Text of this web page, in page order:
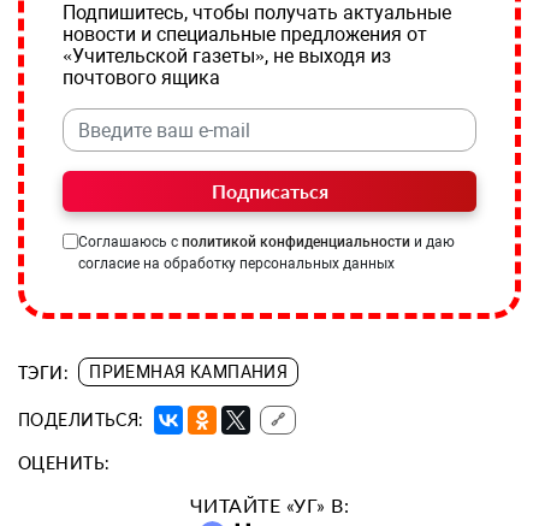
Подпишитесь, чтобы получать актуальные
новости и специальные предложения от
«Учительской газеты», не выходя из
почтового ящика
Подписаться
Соглашаюсь с политикой конфиденциальности и даю
согласие на обработку персональных данных
ТЭГИ: ПРИЕМНАЯ КАМПАНИЯ
ПОДЕЛИТЬСЯ: 🔗
ОЦЕНИТЬ:
ЧИТАЙТЕ «УГ» В: